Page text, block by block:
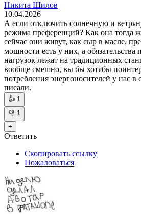
Никита Шилов
10.04.2026
А если отключить солнечную и
режима преференций? Как она тогда
сейчас они живут, как сыр в масле,
мощности есть у них, а
нагрузок лежат на традиционных
вообще смешно, вы бы хотябы
потребления энергоносителей у нас в
писали.
👍 1
👎 1
+
Ответить
Скопировать ссылку
Пожаловаться